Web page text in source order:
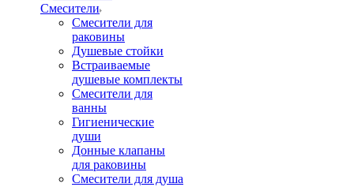
Смесители
Смесители для
раковины
Душевые стойки
Встраиваемые
душевые комплекты
Смесители для
ванны
Гигиенические
души
Донные клапаны
для раковины
Смесители для душа